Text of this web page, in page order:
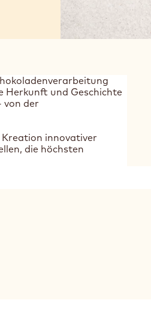
Herkunft und Geschichte
von der
innovativer
die höchsten